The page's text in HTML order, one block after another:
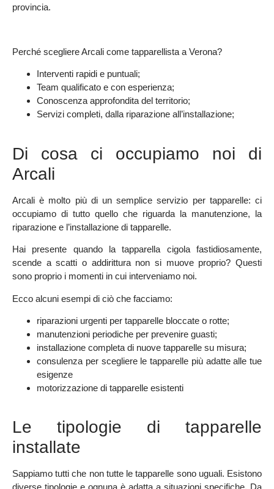
provincia.
Perché scegliere Arcali come tapparellista a Verona?
Interventi rapidi e puntuali;
Team qualificato e con esperienza;
Conoscenza approfondita del territorio;
Servizi completi, dalla riparazione all’installazione;
Di cosa ci occupiamo noi di
Arcali
Arcali è molto più di un semplice servizio per tapparelle: ci
occupiamo di tutto quello che riguarda la manutenzione, la
riparazione e l’installazione di tapparelle.
Hai presente quando la tapparella cigola fastidiosamente,
scende a scatti o addirittura non si muove proprio? Questi
sono proprio i momenti in cui interveniamo noi.
Ecco alcuni esempi di ciò che facciamo:
riparazioni urgenti per tapparelle bloccate o rotte;
manutenzioni periodiche per prevenire guasti;
installazione completa di nuove tapparelle su misura;
consulenza per scegliere le tapparelle più adatte alle tue
esigenze
motorizzazione di tapparelle esistenti
Le tipologie di tapparelle
installate
Sappiamo tutti che non tutte le tapparelle sono uguali. Esistono